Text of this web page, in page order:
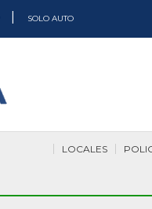
SOLO AUTO
LOCALES